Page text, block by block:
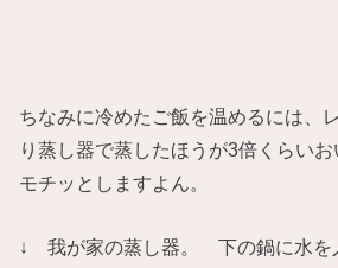
ちなみに冷めたご飯を温めるには、
り蒸し器で蒸したほうが3倍くらい
モチッとしますよん。
↓ 我が家の蒸し器。 下の鍋に水を